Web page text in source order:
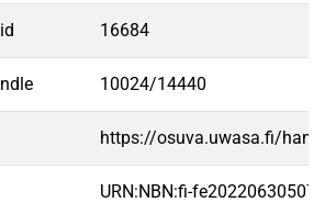
16684
10024/14440
https://osuva.uwasa.fi/
URN:NBN:fi-